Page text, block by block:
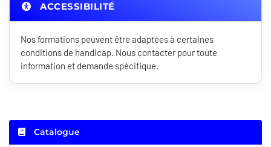
ACCESSIBILITÉ
Nos formations peuvent être adaptées à certaines
conditions de handicap. Nous contacter pour toute
information et demande spécifique.
Catalogue